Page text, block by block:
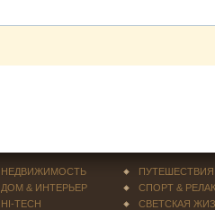
НЕДВИЖИМОСТЬ
ДОМ & ИНТЕРЬЕР
HI-TECH
ПУТЕШЕСТВИЯ
СПОРТ &
СВЕТСКАЯ